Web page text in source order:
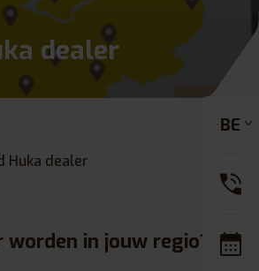
dealer
Huka dealer
worden in jouw regio?
BE